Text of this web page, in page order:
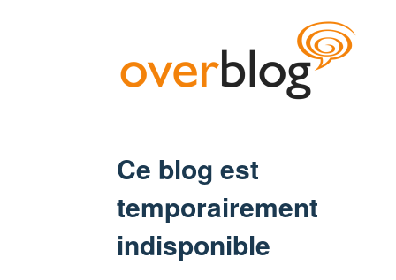
Ce blog est
temporairement
indisponible